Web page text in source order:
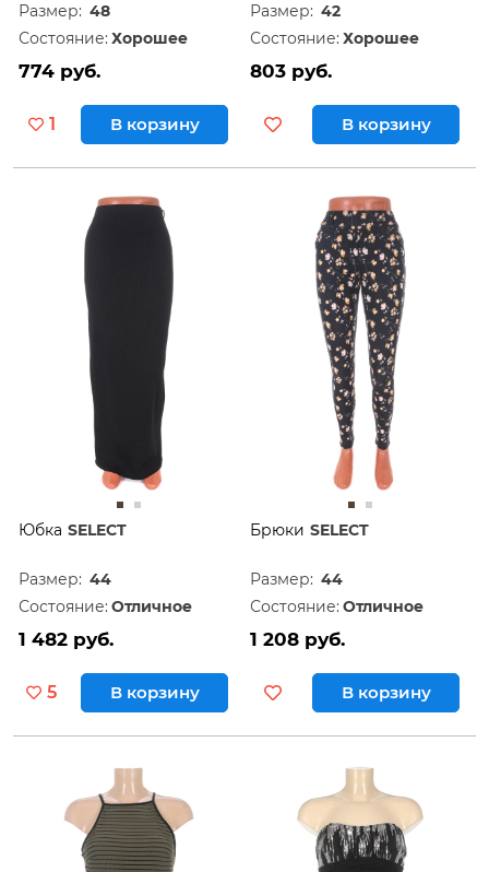
Размер: 48
Состояние: Хорошее
774 руб.
1 В корзину
Размер: 42
Состояние: Хорошее
803 руб.
В корзину
Юбка SELECT
Размер: 44
Состояние: Отличное
1 482 руб.
5 В корзину
Брюки SELECT
Размер: 44
Состояние: Отличное
1 208 руб.
В корзину